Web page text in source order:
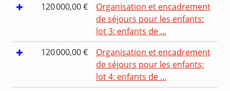
120 000,00 €
Organisation et encadrement
de séjours pour les enfants:
lot 3: enfants de ...
120 000,00 €
Organisation et encadrement
de séjours pour les enfants:
lot 4: enfants de ...